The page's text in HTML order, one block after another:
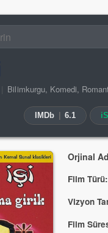
Bilimkurgu, Komedi,
IMDb 6.1
Orjinal
Film Türü:
Vizyon
Film